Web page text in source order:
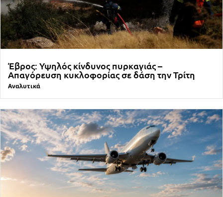
Έβρος: Υψηλός κίνδυνος πυρκαγιάς –
Απαγόρευση κυκλοφορίας σε δάση την Τρίτη
Αναλυτικά